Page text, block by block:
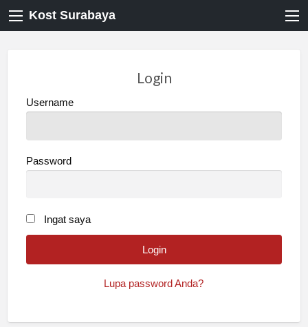
Kost Surabaya
Login
Username
Password
Ingat saya
Lupa password Anda?